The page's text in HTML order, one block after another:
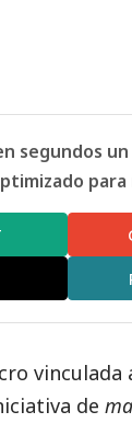
segundos
para
vinculada
de